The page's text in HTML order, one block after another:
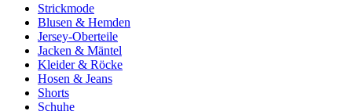
Strickmode
Blusen & Hemden
Jersey-Oberteile
Jacken & Mäntel
Kleider & Röcke
Hosen & Jeans
Shorts
Schuhe